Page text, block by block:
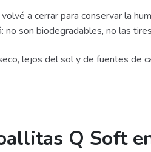
a cerrar para conservar la
no son biodegradables, no las
lejos del sol y de fuentes de
Q Soft